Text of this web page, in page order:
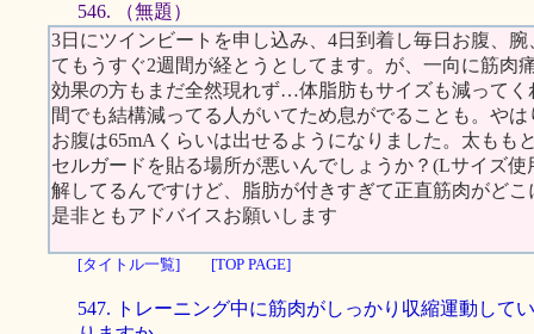
546. （無題）
3日にツインビートを申し込み、4日到着し毎日お腹、
てもうすぐ2週間が経とうとしてます。が、一向に筋肉
効果の方もまだ全然現れず…体脂肪もサイズも減って
間でも結構減ってる人がいてため息がでることも。や
お腹は65mAくらいは出せるようになりました。太もも
セルガードを貼る場所が悪いんでしょうか？(Lサイズ
解してるんですけど、脂肪が付きすぎて正直筋肉がど
是非ともアドバイスお願いします
[タイトル一覧] [TOP PAGE]
547. トレーニング中に筋肉がしっかり収縮運動して